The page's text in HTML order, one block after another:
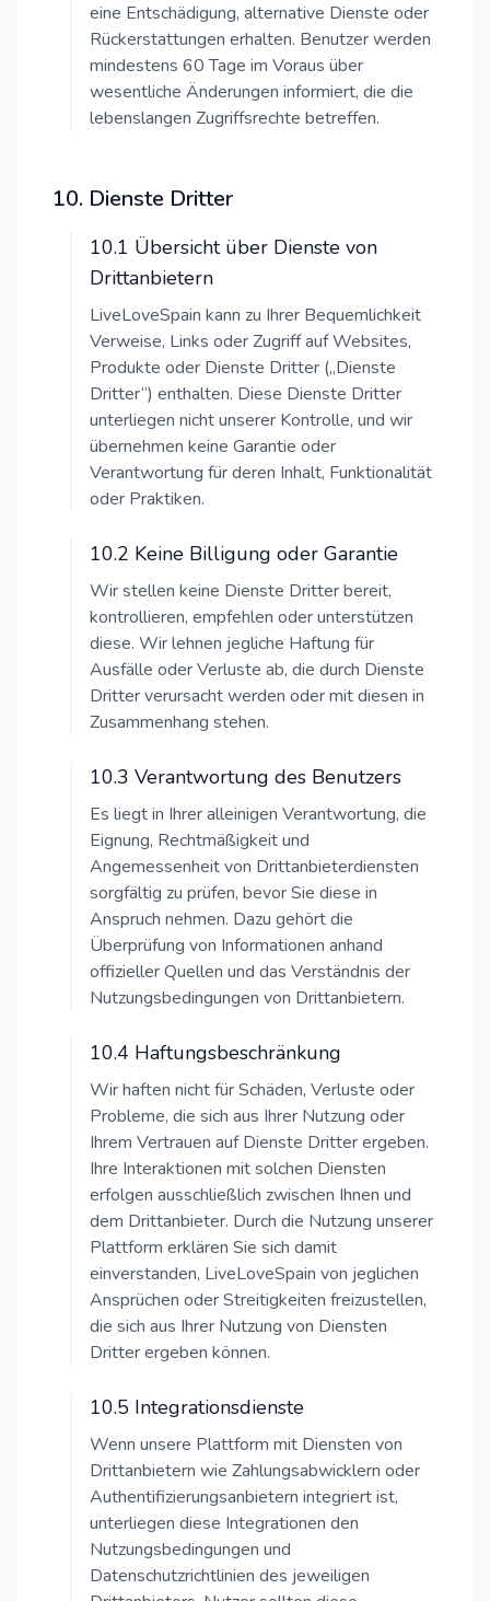
eine Entschädigung, alternative Dienste oder
Rückerstattungen erhalten. Benutzer werden
mindestens 60 Tage im Voraus über
wesentliche Änderungen informiert, die die
lebenslangen Zugriffsrechte betreffen.
10. Dienste Dritter
10.1 Übersicht über Dienste von
Drittanbietern
LiveLoveSpain kann zu Ihrer Bequemlichkeit
Verweise, Links oder Zugriff auf Websites,
Produkte oder Dienste Dritter („Dienste
Dritter“) enthalten. Diese Dienste Dritter
unterliegen nicht unserer Kontrolle, und wir
übernehmen keine Garantie oder
Verantwortung für deren Inhalt, Funktionalität
oder Praktiken.
10.2 Keine Billigung oder Garantie
Wir stellen keine Dienste Dritter bereit,
kontrollieren, empfehlen oder unterstützen
diese. Wir lehnen jegliche Haftung für
Ausfälle oder Verluste ab, die durch Dienste
Dritter verursacht werden oder mit diesen in
Zusammenhang stehen.
10.3 Verantwortung des Benutzers
Es liegt in Ihrer alleinigen Verantwortung, die
Eignung, Rechtmäßigkeit und
Angemessenheit von Drittanbieterdiensten
sorgfältig zu prüfen, bevor Sie diese in
Anspruch nehmen. Dazu gehört die
Überprüfung von Informationen anhand
offizieller Quellen und das Verständnis der
Nutzungsbedingungen von Drittanbietern.
10.4 Haftungsbeschränkung
Wir haften nicht für Schäden, Verluste oder
Probleme, die sich aus Ihrer Nutzung oder
Ihrem Vertrauen auf Dienste Dritter ergeben.
Ihre Interaktionen mit solchen Diensten
erfolgen ausschließlich zwischen Ihnen und
dem Drittanbieter. Durch die Nutzung unserer
Plattform erklären Sie sich damit
einverstanden, LiveLoveSpain von jeglichen
Ansprüchen oder Streitigkeiten freizustellen,
die sich aus Ihrer Nutzung von Diensten
Dritter ergeben können.
10.5 Integrationsdienste
Wenn unsere Plattform mit Diensten von
Drittanbietern wie Zahlungsabwicklern oder
Authentifizierungsanbietern integriert ist,
unterliegen diese Integrationen den
Nutzungsbedingungen und
Datenschutzrichtlinien des jeweiligen